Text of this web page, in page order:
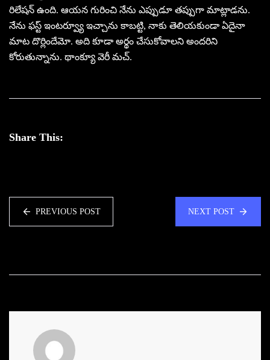
రిలేషన్ ఉంది. ఆయన గురించి నేను ఎప్పుడూ తప్పుగా మాట్లాడను.
నేను ఫస్ట్ ఇంటర్వ్యూ ఇచ్చాను కాబట్టి, నాకు తెలియకుండా ఏదైనా
మాట దొర్లిందేమో. అది కూడా అర్థం చేసుకోవాలని అందరిని
కోరుతున్నాను. థాంక్యూ వెరీ మచ్.
Share This:
PREVIOUS POST NEXT POST